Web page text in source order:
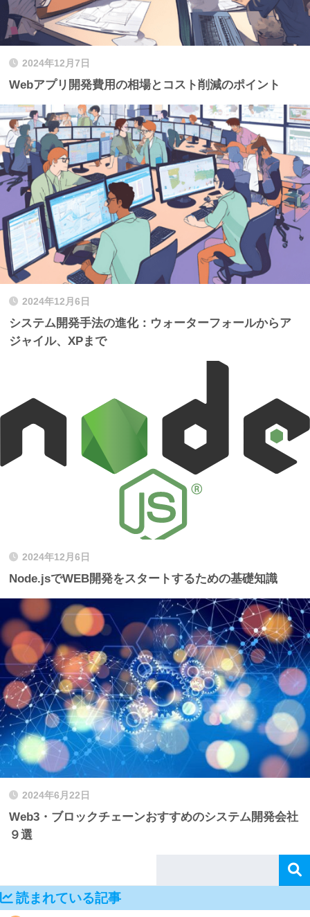
2024年12月7日
Webアプリ開発費用の相場とコスト削減のポイント
2024年12月6日
システム開発手法の進化：ウォーターフォールからア
ジャイル、XPまで
2024年12月6日
Node.jsでWEB開発をスタートするための基礎知識
2024年6月22日
Web3・ブロックチェーンおすすめのシステム開発会社
９選
読まれている記事